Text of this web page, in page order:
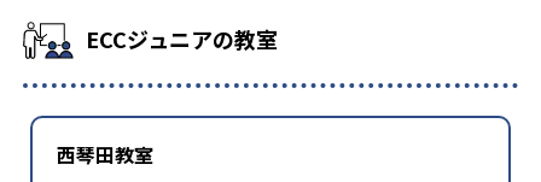
ECCジュニアの教室
西琴田教室